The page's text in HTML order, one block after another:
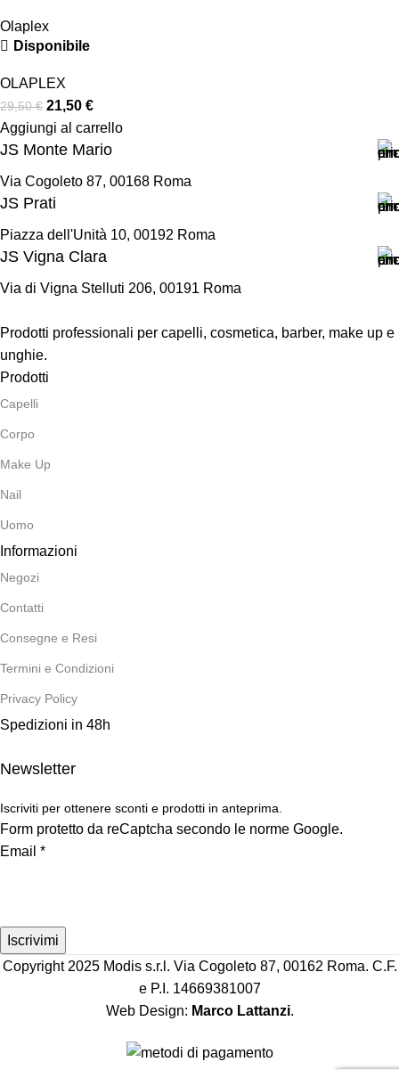
Olaplex
Disponibile
OLAPLEX
29,50€ 21,50 €
Aggiungi al carrello
JS Monte Mario
Via Cogoleto 87, 00168 Roma
JS Prati
Piazza dell'Unità 10, 00192 Roma
JS Vigna Clara
Via di Vigna Stelluti 206, 00191 Roma
Prodotti professionali per capelli, cosmetica, barber, make up e
unghie.
Prodotti
Capelli
Corpo
Make Up
Nail
Uomo
Informazioni
Negozi
Contatti
Consegne e Resi
Termini e Condizioni
Privacy Policy
Spedizioni in 48h
Newsletter
Iscriviti per ottenere sconti e prodotti in anteprima.
Form protetto da reCaptcha secondo le norme Google.
Email *
Iscrivimi
Copyright 2025 Modis s.r.l. Via Cogoleto 87, 00162 Roma. C.F.
e P.I. 14669381007
Web Design: Marco Lattanzi.